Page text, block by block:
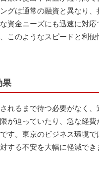
グは通常の融資と異なり
資金ニーズにも迅速に対
このようなスピードと利
果
れるまで待つ必要がなく
が迫っていたり、急な経
す。東京のビジネス環境
する不安を大幅に軽減で